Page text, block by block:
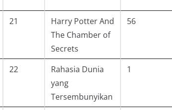
21
Harry Potter And
The Chamber of
Secrets
56
22
Rahasia Dunia
yang
Tersembunyikan
1